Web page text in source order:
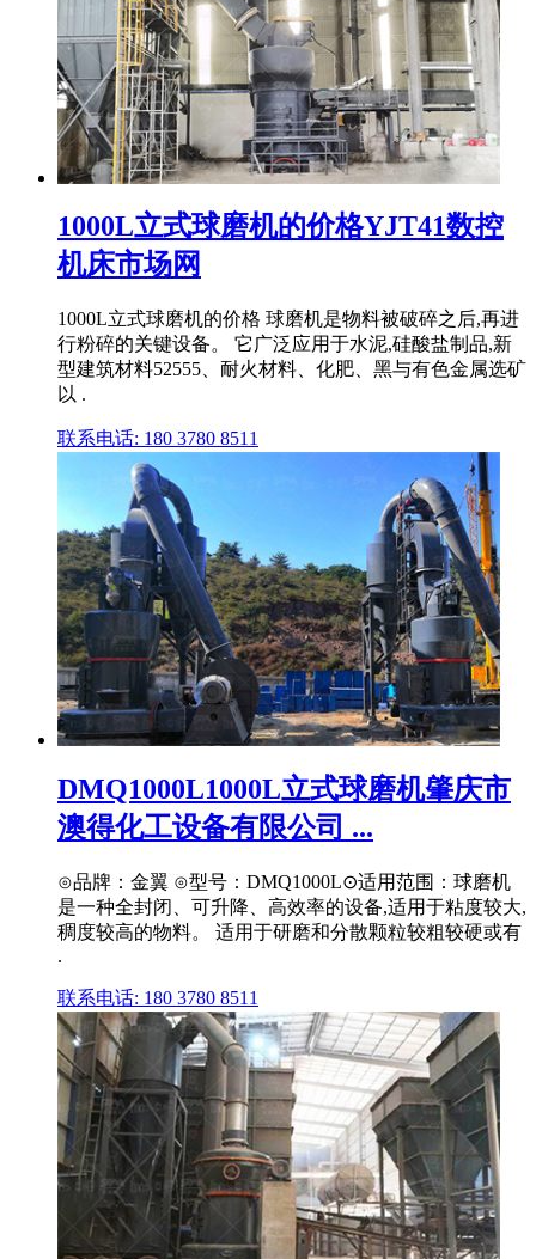
1000L立式球磨机的价格YJT41数控
机床市场网
1000L立式球磨机的价格 球磨机是物料被破碎之后,再进
行粉碎的关键设备。 它广泛应用于水泥,硅酸盐制品,新
型建筑材料52555、耐火材料、化肥、黑与有色金属选矿
以 .
联系电话: 180 3780 8511
DMQ1000L1000L立式球磨机肇庆市
澳得化工设备有限公司 ...
⊙品牌：金翼 ⊙型号：DMQ1000L⊙适用范围：球磨机
是一种全封闭、可升降、高效率的设备,适用于粘度较大,
稠度较高的物料。 适用于研磨和分散颗粒较粗较硬或有
.
联系电话: 180 3780 8511